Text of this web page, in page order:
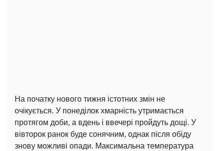
На початку нового тижня істотних змін не
очікується. У понеділок хмарність утримається
протягом доби, а вдень і ввечері пройдуть дощі. У
вівторок ранок буде сонячним, однак після обіду
знову можливі опади. Максимальна температура